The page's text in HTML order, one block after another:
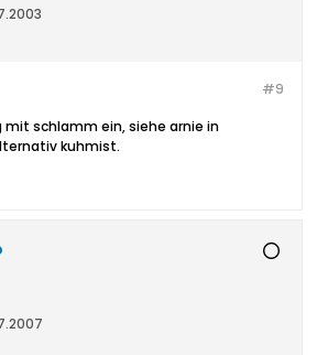
#9
schlamm ein, siehe arnie in
kuhmist.